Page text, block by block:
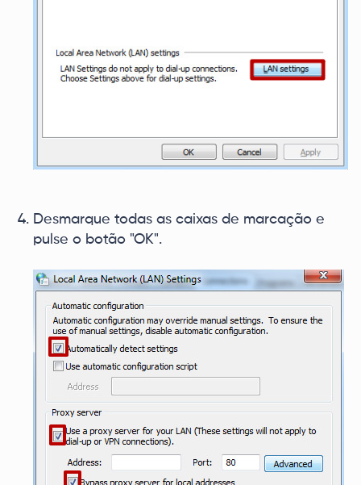
Desmarque todas as caixas de marcação e
pulse o botão "OK".